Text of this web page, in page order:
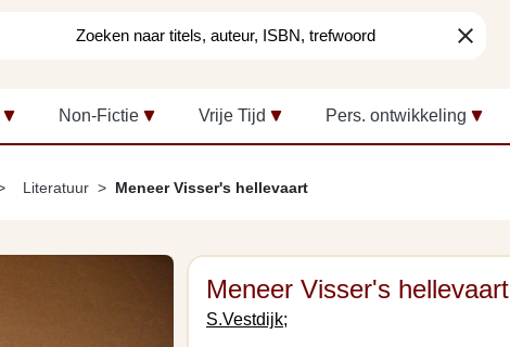
clear
Non-Fictie Vrije Tijd Pers. ontwikkeling
Literatuur Meneer Visser's hellevaart
Meneer Visser's hellevaart
S.Vestdijk;